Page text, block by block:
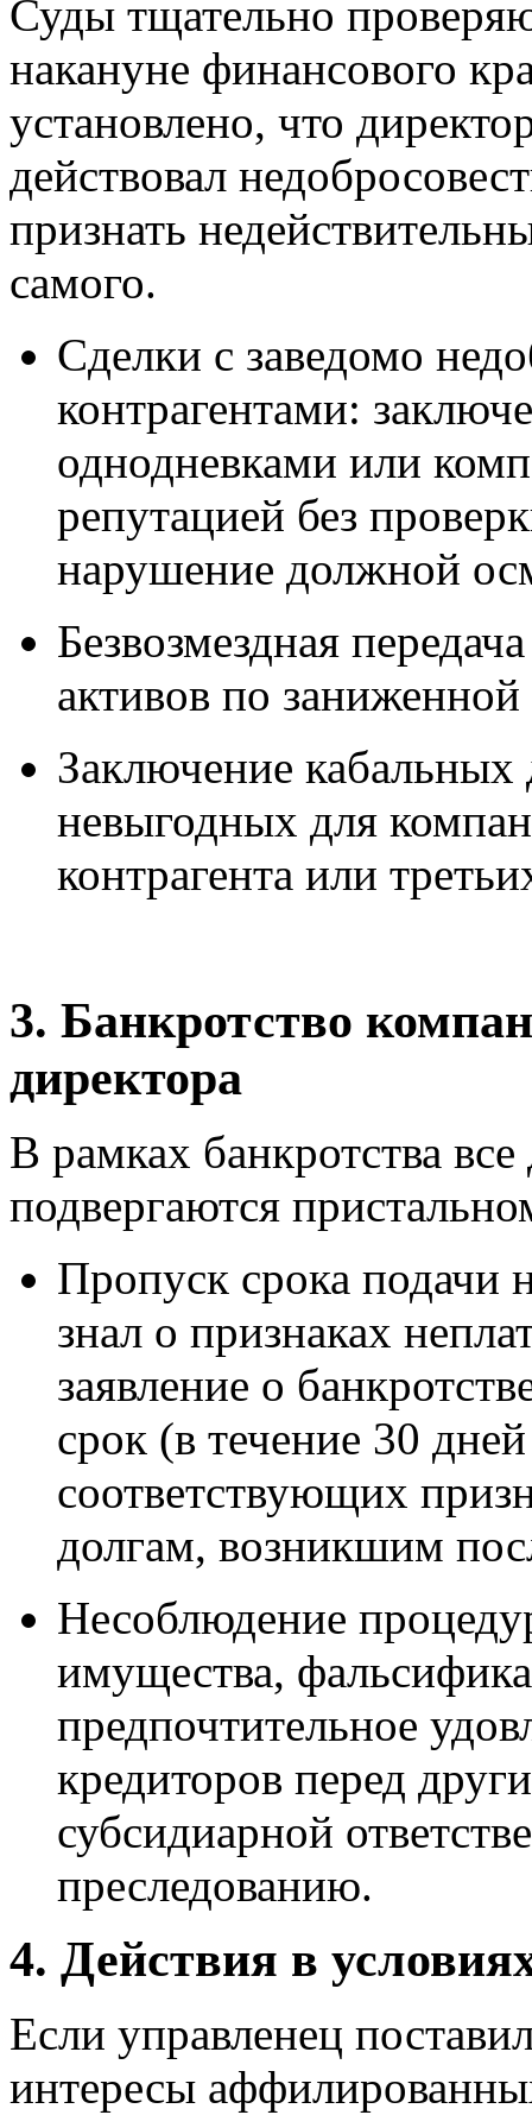
Суды тщательно
накануне финансового
установлено, что
действовал
признать
самого.
Сделки с заведомо
контрагентами:
однодневками или
репутацией без
нарушение должной
Безвозмездная
активов по
Заключение кабальных
невыгодных для
контрагента или
3. Банкротство
директора
В рамках банкротства все
подвергаются
Пропуск срока подачи
знал о признаках
заявление о
срок (в течение 30
соответствующих
долгам, возникшим
Несоблюдение
имущества,
предпочтительное
кредиторов перед
субсидиарной
преследованию.
4. Действия в
Если управленец
интересы